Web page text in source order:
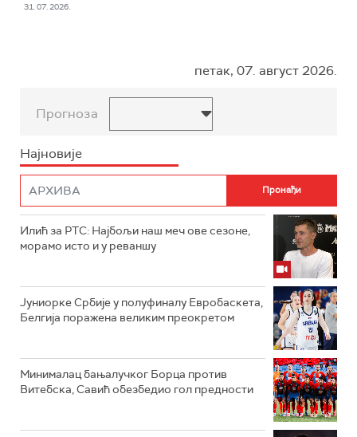
31. 07. 2026.
петак, 07. август 2026.
Прогноза
Најновије
Илић за РТС: Најбољи наш меч ове сезоне,
морамо исто и у реваншу
Јуниорке Србије у полуфиналу Евробаскета,
Белгија поражена великим преокретом
Минималац бањалучког Борца против
Витебска, Савић обезбедио гол предности